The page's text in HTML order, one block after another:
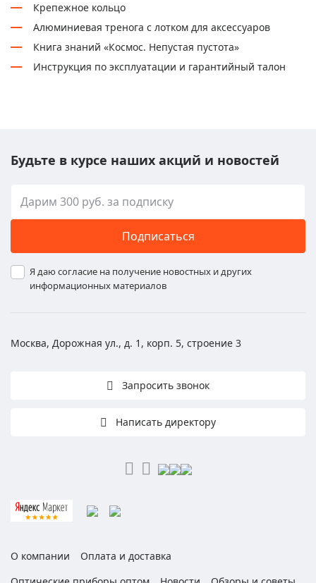
Крепежное кольцо
Алюминиевая тренога с лотком для аксессуаров
Книга знаний «Космос. Непустая пустота»
Инструкция по эксплуатации и гарантийный талон
Будьте в курсе наших акций и новостей
Подписаться
Я даю согласие на получение новостных и других
информационных материалов
Москва, Дорожная ул., д. 1, корп. 5, строение 3
Запросить звонок
Написать директору
О компании
Оплата и доставка